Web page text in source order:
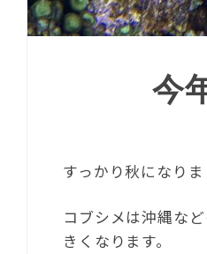
今
すっかり秋になり
コブシメは沖縄な
きくなります。